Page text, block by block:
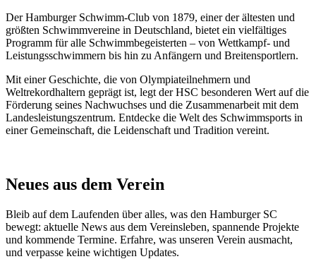
Der Hamburger Schwimm-Club von 1879, einer der ältesten und
größten Schwimmvereine in Deutschland, bietet ein vielfältiges
Programm für alle Schwimmbegeisterten – von Wettkampf- und
Leistungsschwimmern bis hin zu Anfängern und Breitensportlern.
Mit einer Geschichte, die von Olympiateilnehmern und
Weltrekordhaltern geprägt ist, legt der HSC besonderen Wert auf die
Förderung seines Nachwuchses und die Zusammenarbeit mit dem
Landesleistungszentrum. Entdecke die Welt des Schwimmsports in
einer Gemeinschaft, die Leidenschaft und Tradition vereint.
Neues aus dem Verein
Bleib auf dem Laufenden über alles, was den Hamburger SC
bewegt: aktuelle News aus dem Vereinsleben, spannende Projekte
und kommende Termine. Erfahre, was unseren Verein ausmacht,
und verpasse keine wichtigen Updates.